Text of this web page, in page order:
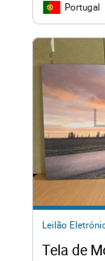
Portugal
Leilão
Tela de